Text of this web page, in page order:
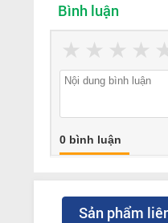
Bình luận
★
★
★
★
0 bình luận
Sản phẩm